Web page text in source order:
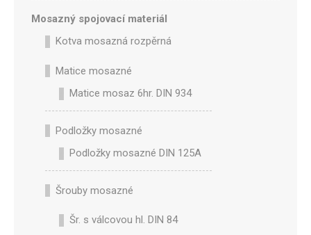
Mosazný spojovací materiál
Kotva mosazná rozpěrná
Matice mosazné
Matice mosaz 6hr. DIN 934
Podložky mosazné
Podložky mosazné DIN 125A
Šrouby mosazné
Šr. s válcovou hl. DIN 84